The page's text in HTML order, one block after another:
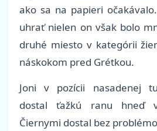
ako sa na papieri
uhrať nielen on však bolo
druhé miesto v kategórii
náskokom pred Grétkou.
Joni v pozícii nasadenej
dostal ťažkú ranu hneď
Čiernymi dostal bez